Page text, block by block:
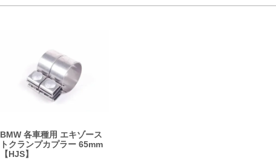
BMW 各車種用 エキゾース
トクランプカプラー 65mm
【HJS】